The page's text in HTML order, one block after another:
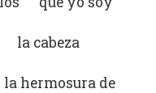
la cabeza
hermosura de